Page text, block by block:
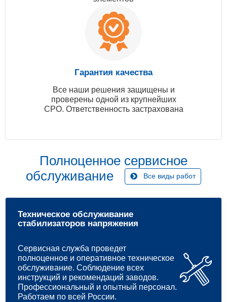
Гарантия качества
Все наши решения защищены и
проверены одной из крупнейших
СРО. Ответственность застрахована
Полноценное сервисное
обслуживание
Все виды работ
Техническое обслуживание
стабилизаторов напряжения
Сервисная служба проведет
полноценное и оперативное техническое
обслуживание. Соблюдение всех
инструкций и рекомендаций заводов.
Профессиональный и опытный персонал.
Работаем по всей России.